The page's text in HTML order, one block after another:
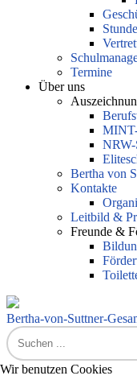
Termine
Über uns
NRW-
Bertha von
Kontakte
Leitbild &
Freunde &
Bertha-von-Suttner-
Wir benutzen Cookies